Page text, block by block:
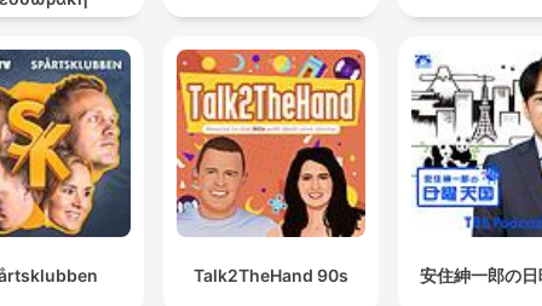
Talk2TheHand 90s 安住紳一郎の